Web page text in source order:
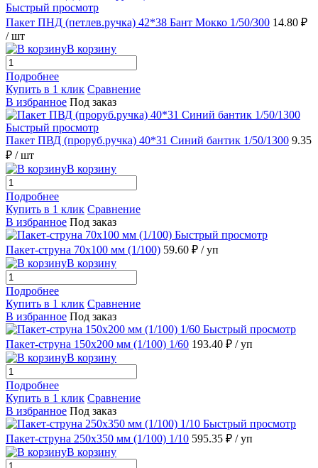
Быстрый просмотр
Пакет ПНД (петлев.ручка) 42*38 Бант Мокко 1/50/300 14.80 ₽
/ шт
В корзину
Подробнее
Купить в 1 клик Сравнение
В избранное Под заказ
Быстрый просмотр
Пакет ПВД (проруб.ручка) 40*31 Синий бантик 1/50/1300 9.35
₽ / шт
В корзину
Подробнее
Купить в 1 клик Сравнение
В избранное Под заказ
Быстрый просмотр
Пакет-струна 70х100 мм (1/100) 59.60 ₽ / уп
В корзину
Подробнее
Купить в 1 клик Сравнение
В избранное Под заказ
Быстрый просмотр
Пакет-струна 150х200 мм (1/100) 1/60 193.40 ₽ / уп
В корзину
Подробнее
Купить в 1 клик Сравнение
В избранное Под заказ
Быстрый просмотр
Пакет-струна 250х350 мм (1/100) 1/10 595.35 ₽ / уп
В корзину